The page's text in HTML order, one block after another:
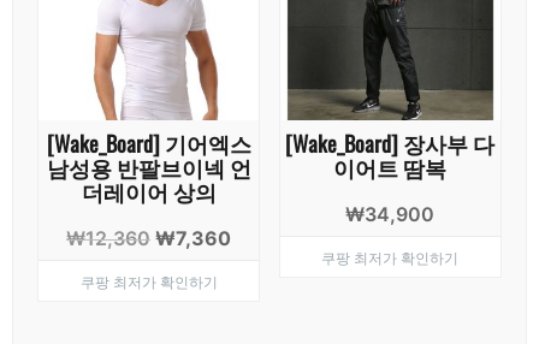
[Wake_Board] 기어엑스
남성용 반팔브이넥 언
더레이어 상의
₩12,360 원
가
₩7,360
쿠팡 최저가 확인하기
[Wake_Board] 장사부 다
이어트 땀복
₩34,900
쿠팡 최저가 확인하기